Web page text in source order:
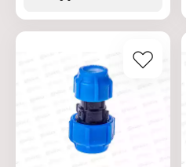
Номинальное давление:
Тип вентиля: ручка
Тип арматуры:
регулирующая
Материал: полипропилен
Тип присоединения: